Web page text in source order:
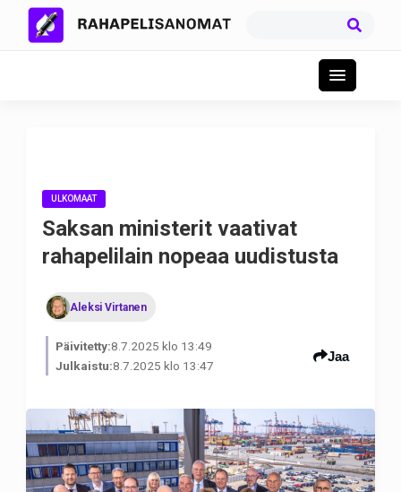
ULKOMAAT
Saksan ministerit vaativat
rahapelilain nopeaa uudistusta
Aleksi Virtanen
Päivitetty:8.7.2025 klo 13:49
Julkaistu:8.7.2025 klo 13:47
Jaa